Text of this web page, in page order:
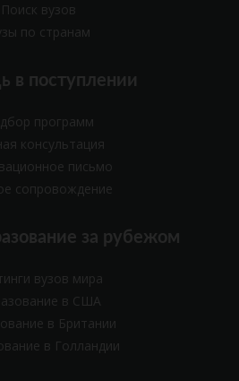
Поиск вузов
по странам
в поступлении
программ
консультация
письмо
сопровождение
за рубежом
вузов мира
в США
в Британии
в Голландии